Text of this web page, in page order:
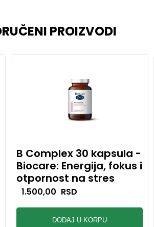
PROIZVODI
B Complex 30 kapsula -
Biocare: Energija, fokus i
otpornost na stres
1.500,00 RSD
DODAJ U KORPU